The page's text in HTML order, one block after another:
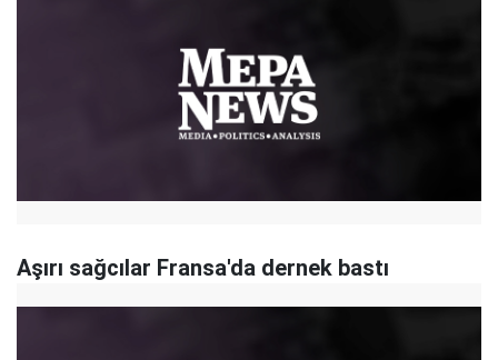
Aşırı sağcılar Fransa'da dernek bastı